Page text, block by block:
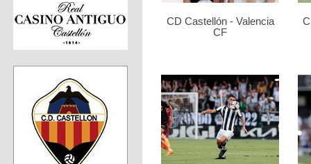
CD Castellón - Valencia
CF